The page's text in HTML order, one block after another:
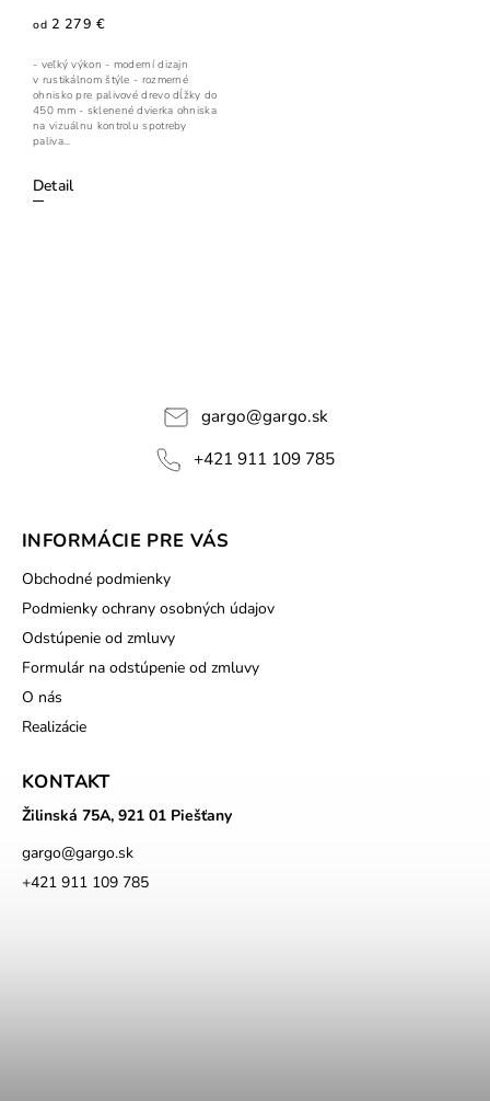
od 2 279 €
Detail
- veľký výkon - moderní dizajn
v rustikálnom štýle - rozmerné
ohnisko pre palivové drevo dĺžky do
450 mm - sklenené dvierka ohniska
na vizuálnu kontrolu spotreby
paliva...
gargo@gargo.sk
+421 911 109 785
INFORMÁCIE PRE VÁS
Obchodné podmienky
Podmienky ochrany osobných údajov
Odstúpenie od zmluvy
Formulár na odstúpenie od zmluvy
O nás
Realizácie
KONTAKT
Žilinská 75A, 921 01 Piešťany
gargo@gargo.sk
+421 911 109 785